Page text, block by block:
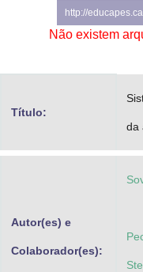
Gabinete de Segurança
http://
Não existem
Título:
da
Autor(es) e
Colaborador(es):